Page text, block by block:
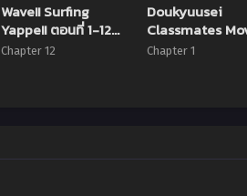
Wave!! Surfing
Yappe!! ตอนที่ 1-12
ซับไทย จบแล้ว
Chapter 12
Doukyuusei
Classmates
ซับไทย (จบแล้ว)
Chapter 1